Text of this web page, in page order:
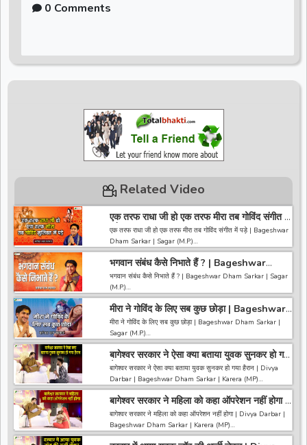
0 Comments
Related Video
एक तरफ राधा जी हो एक तरफ मीरा तब गोविंद संगीत में
पड़े | Bageshwar Dham Sarkar | Sagar
(M.P.)
एक तरफ राधा जी हो एक तरफ मीरा तब गोविंद संगीत में पड़े | Bageshwar
Dham Sarkar | Sagar (M.P.)
------------------------------------------------------------------
------------------------------------
अगर आपको हमारी वीडियो अच्छी लगी तो हमारे चैनल को सब्सक्राइब करना
ना भूले और वीडियो को लाइक करे कमेंट करे और शेयर करे.
https://bit.ly/2HNBbHd
------------------------------------------------------------------
---------------------
भगवान संबंध कैसे निभाते हैं ? | Bageshwar
Dham Sarkar | Sagar (M.P.)
भगवान संबंध कैसे निभाते हैं ? | Bageshwar Dham Sarkar | Sagar
(M.P.)
------------------------------------------------------------------
------------------------------------
अगर आपको हमारी वीडियो अच्छी लगी तो हमारे चैनल को सब्सक्राइब करना
ना भूले और वीडियो को लाइक करे कमेंट करे और शेयर करे.
https://bit.ly/2HNBbHd
------------------------------------------------------------------
-----------------------------------------
मीरा ने गोविंद के लिए सब कुछ छोड़ा | Bageshwar
Dham Sarkar | Sagar (M.P.)
मीरा ने गोविंद के लिए सब कुछ छोड़ा | Bageshwar Dham Sarkar |
Sagar (M.P.)
------------------------------------------------------------------
------------------------------------
अगर आपको हमारी वीडियो अच्छी लगी तो हमारे चैनल को सब्सक्राइब करना
ना भूले और वीडियो को लाइक करे कमेंट करे और शेयर करे.
https://bit.ly/2HNBbHd
------------------------------------------------------------------
-----------------------------------------
बागेश्वर सरकार ने ऐसा क्या बताया युवक सुनकर हो गया
हैरान | Divya Darbar | Bageshwar Dham |
Karera
बागेश्वर सरकार ने ऐसा क्या बताया युवक सुनकर हो गया हैरान | Divya
Darbar | Bageshwar Dham Sarkar | Karera (MP)
~~~~~~~~~~~~~~~~~~~~~~~~~~~~~~~~~~~~~~~~~~~~
~~~~~~~~
अगर आपको हमारी वीडियो अच्छी लगी तो हमारे चैनल को सब्सक्राइब करना
ना भूले और वीडियो को लाइक करे कमेंट करे और शेयर करे.
बागेश्वर सरकार ने महिला को कहा ऑपरेशन नहीं होगा |
Divya Darbar | Bageshwar Dham |
Karera
बागेश्वर सरकार ने महिला को कहा ऑपरेशन नहीं होगा | Divya Darbar |
Bageshwar Dham Sarkar | Karera (MP)